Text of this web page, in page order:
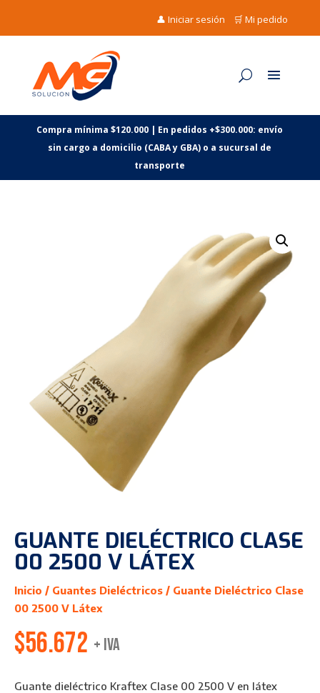
👤 Iniciar sesión 🛒 Mi pedido
Compra mínima $120.000 | En pedidos +$300.000: envío
sin cargo a domicilio (CABA y GBA) o a sucursal de
transporte
GUANTE DIELÉCTRICO CLASE
00 2500 V LÁTEX
Inicio / Guantes Dieléctricos / Guante Dieléctrico Clase
00 2500 V Látex
$56.672 + IVA
Guante dieléctrico Kraftex Clase 00 2500 V en látex